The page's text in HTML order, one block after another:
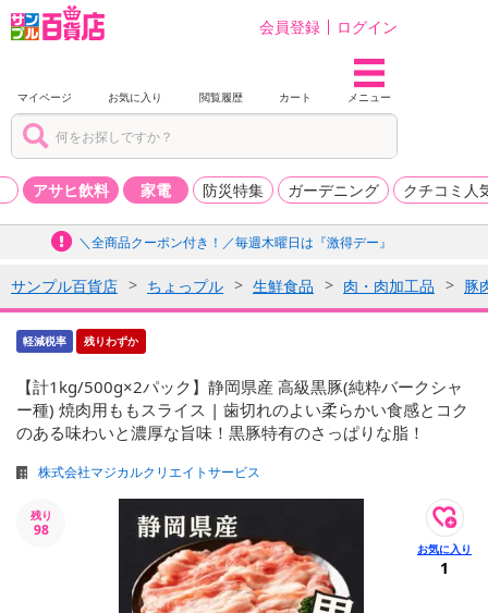
会員登録 ログイン
マイページ お気に入り 閲覧履歴 カート メニュー
アサヒ飲料 家電 防災特集 ガーデニング クチコミ人
＼全商品クーポン付き！／毎週木曜日は『激得デー』
サンプル百貨店 ちょっプル 生鮮食品 肉・肉加工品 豚
軽減税率 残りわずか
【計1kg/500g×2パック】静岡県産 高級黒豚(純粋バークシャ
ー種) 焼肉用ももスライス | 歯切れのよい柔らかい食感とコク
のある味わいと濃厚な旨味！黒豚特有のさっぱりな脂！
株式会社マジカルクリエイトサービス
残り
98
1